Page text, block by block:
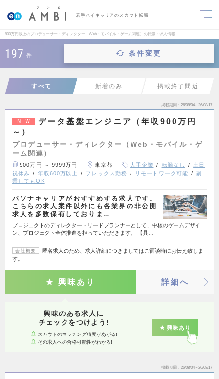
若手ハイキャリアのスカウト転職
800万円以上のプロデューサー・ディレクター（Web・モバイル・ゲーム関連）の転職・求人情報
197 件 条件変更
すべて 新着のみ 掲載終了間近
掲載期間 26/08/04～26/08/17
NEW
データ基盤エンジニア（年収900万円
～）
プロデューサー・ディレクター（Web・モバイル・ゲ
ーム関連）
900万円 ～ 9999万円 東京都 大手企業 転勤なし
土日
祝休み
年収600万以上 フレックス勤務 リモートワーク可能
副
業してもOK
パソナキャリアがおすすめする求人です。
こちらの求人案件以外にも各業界の非公開
求人を多数保有しておりま…
プロジェクトのディレクター・リードプランナーとして、中核のゲームデザイ
ン、プロジェクト全体推進を担っていただきます。 【具…
会社概要
匿名求人のため、求人詳細につきましてはご面談時にお伝え致しま
す。
興味あり 詳細へ
興味のある求人に
チェックをつけよう!
スカウトのマッチング精度があがる!
その求人への合格可能性がわかる!
興味あり
掲載期間 26/08/04～26/08/17